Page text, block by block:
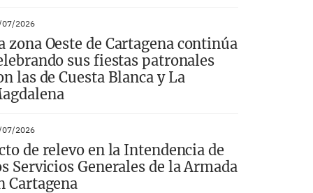
07/2026
zona Oeste de Cartagena continúa
sus fiestas patronales
las de Cuesta Blanca y La
07/2026
de relevo en la Intendencia de
Servicios Generales de la Armada
Cartagena